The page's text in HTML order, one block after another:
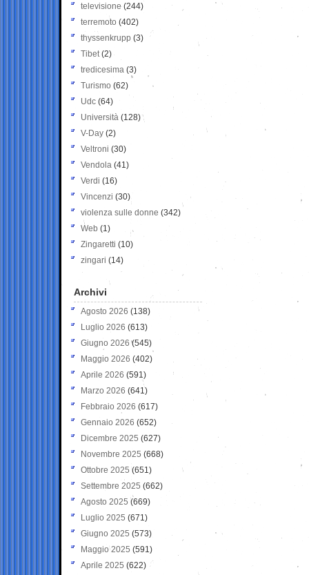
televisione(244)
terremoto (402)
thyssenkrupp (3)
Tibet(2)
tredicesima (3)
Turismo (62)
Udc (64)
Università (128)
V-Day (2)
Veltroni (30)
Vendola (41)
Verdi (16)
Vincenzi (30)
violenza sulle donne (342)
Web (1)
Zingaretti (10)
zingari (14)
Archivi
Agosto 2026 (138)
Luglio 2026 (613)
Giugno 2026 (545)
Maggio 2026 (402)
Aprile 2026 (591)
Marzo 2026 (641)
Febbraio 2026 (617)
Gennaio 2026 (652)
Dicembre 2025 (627)
Novembre 2025 (668)
Ottobre 2025 (651)
Settembre 2025 (662)
Agosto 2025 (669)
Luglio 2025 (671)
Giugno 2025 (573)
Maggio 2025 (591)
Aprile 2025 (622)